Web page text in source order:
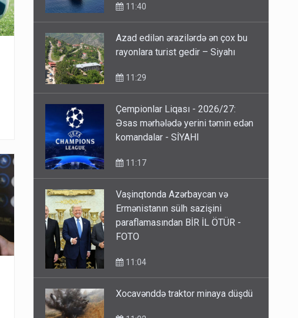
11:40
Azad edilən ərazilərdə ən çox bu
rayonlara turist gedir – Siyahı
11:29
Çempionlar Liqası - 2026/27:
Əsas mərhələdə yerini təmin edən
komandalar - SİYAHI
11:17
Vaşinqtonda Azərbaycan və
Ermənistanın sülh sazişini
paraflamasından BİR İL ÖTÜR -
FOTO
11:04
Xocavənddə traktor minaya düşdü